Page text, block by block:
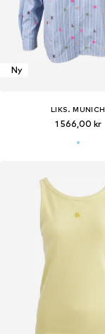
Ny
LIKS. MUNICH
1 566,00 kr